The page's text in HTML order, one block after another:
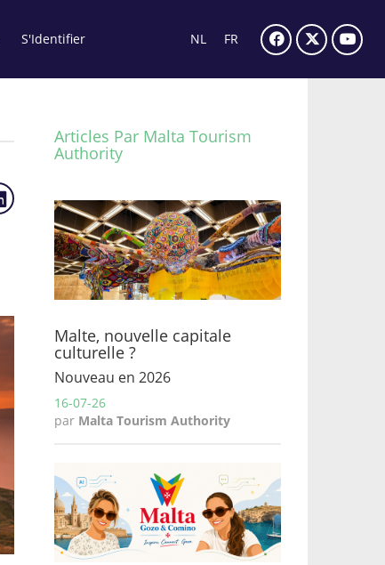
S'Identifier NL FR
Articles Par Malta Tourism
Authority
Malte, nouvelle capitale
culturelle ?
Nouveau en 2026
16-07-26
par Malta Tourism Authority